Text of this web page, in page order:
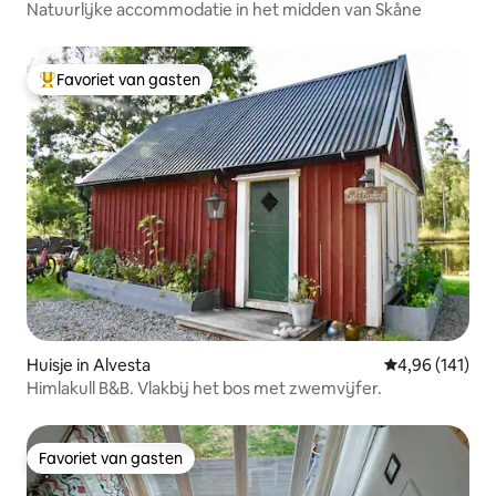
Natuurlijke accommodatie in het midden van Skåne
Topfavoriet van gasten
Favoriet van gasten
Huisje in Alvesta Gemiddelde
4,96 (141)
Himlakull B&B. Vlakbij het bos met zwemvijfer.
Favoriet van gasten
Favoriet van gasten